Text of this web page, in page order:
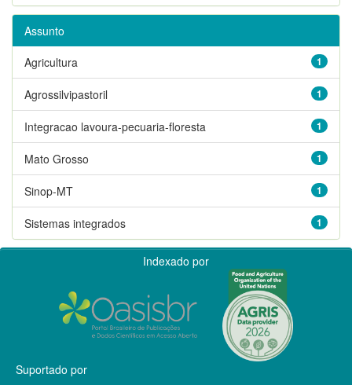
Assunto
1
Agricultura
1
Agrossilvipastoril
1
Integracao lavoura-pecuaria-floresta
1
Mato Grosso
1
Sinop-MT
1
Sistemas integrados
Indexado por
Suportado por